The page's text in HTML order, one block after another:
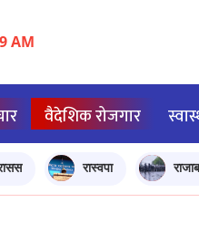
AM
वैदेशिक रोजगार
रास्वपा